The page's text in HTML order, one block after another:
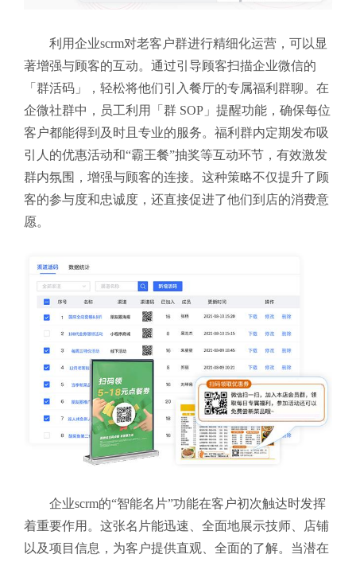
利用企业scrm对老客户群进行精细化运营，可以显
著增强与顾客的互动。通过引导顾客扫描企业微信的
「群活码」，轻松将他们引入餐厅的专属福利群聊。在
企微社群中，员工利用「群 SOP」提醒功能，确保每位
客户都能得到及时且专业的服务。福利群内定期发布吸
引人的优惠活动和“霸王餐”抽奖等互动环节，有效激发
群内氛围，增强与顾客的连接。这种策略不仅提升了顾
客的参与度和忠诚度，还直接促进了他们到店的消费意
愿。
企业scrm的“智能名片”功能在客户初次触达时发挥
着重要作用。这张名片能迅速、全面地展示技师、店铺
以及项目信息，为客户提供直观、全面的了解。当潜在